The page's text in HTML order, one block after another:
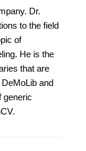
Dr.
to the field
of
He is the
that are
and
generic